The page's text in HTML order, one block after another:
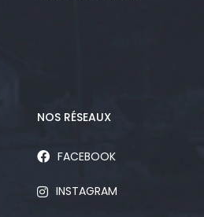
NOS RÉSEAUX
FACEBOOK
INSTAGRAM